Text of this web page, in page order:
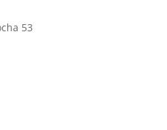
53